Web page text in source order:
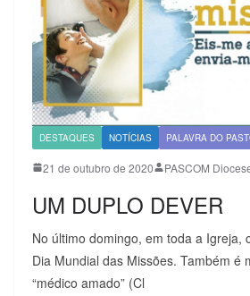
DESTAQUES NOTÍCIAS PALAVRA DO
21 de outubro de 2020 PASCOM
UM DUPLO DEVER
No último domingo, em toda a Igreja,
Dia Mundial das Missões. Também é
“médico amado” (Cl